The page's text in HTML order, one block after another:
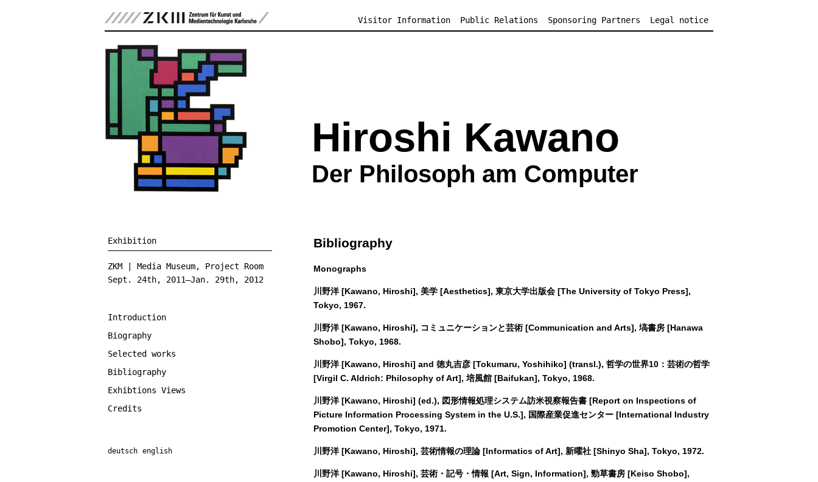
Legal notice
Sponsoring Partners
Public Relations
Visitor Information
Hiroshi Kawano
Der Philosoph am Computer
Exhibition
ZKM | Media Museum, Project Room
Sept. 24th, 2011–Jan. 29th, 2012
Introduction
Biography
Selected works
Bibliography
Exhibtions Views
Credits
deutsch english
Bibliography
Monographs
川野洋 [Kawano, Hiroshi], 美学 [Aesthetics], 東京大学出版会 [The University of Tokyo Press],
Tokyo, 1967.
川野洋 [Kawano, Hiroshi], コミュニケーションと芸術 [Communication and Arts], 塙書房 [Hanawa
Shobo], Tokyo, 1968.
川野洋 [Kawano, Hiroshi] and 徳丸吉彦 [Tokumaru, Yoshihiko] (transl.), 哲学の世界10：芸術の哲学
[Virgil C. Aldrich: Philosophy of Art], 培風館 [Baifukan], Tokyo, 1968.
川野洋 [Kawano, Hiroshi] (ed.), 図形情報処理システム訪米視察報告書 [Report on Inspections of
Picture Information Processing System in the U.S.], 国際産業促進センター [International Industry
Promotion Center], Tokyo, 1971.
川野洋 [Kawano, Hiroshi], 芸術情報の理論 [Informatics of Art], 新曜社 [Shinyo Sha], Tokyo, 1972.
川野洋 [Kawano, Hiroshi], 芸術・記号・情報 [Art, Sign, Information], 勁草書房 [Keiso Shobo],